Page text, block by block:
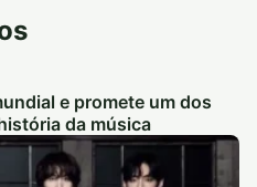
e promete um dos
da música